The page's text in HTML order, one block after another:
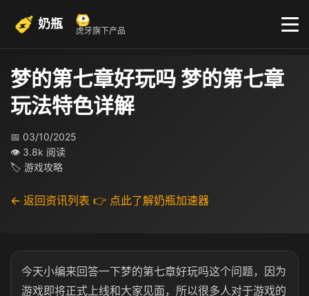
奶瓶 虎牙旗下产品
梦的第七章好玩吗 梦的第七章
玩法特色详解
📅 03/10/2025
👁 3.8k 阅读
🏷 游戏攻略
← 返回资讯列表 👉 点此了解奶瓶加速器
今天小编来回答一下梦的第七章好玩吗这个问题，因为
游戏即将正式上线和大家见面，所以很多人对于游戏的